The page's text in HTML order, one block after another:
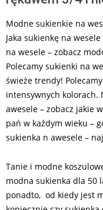
Modne sukienkie na
Jaka sukienkę na
na wesele – zobacz
Polecamy sukienki na
świeże trendy!
intensywnych kolorach.
awesele – zobacz jakie
pań w każdym wieku –
sukienka n awesele –
Tanie i modne
modna sukienka dla 50
ponadto, od kiedy jest